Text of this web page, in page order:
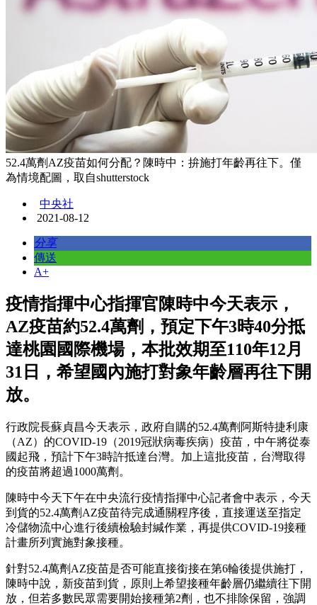
52.4萬劑AZ疫苗如何分配？陳時中：拚施打年齡再往下。僅
為情境配圖，取自shutterstock
中央社
2021-08-12
分享
傳送
A+
疫情指揮中心指揮官陳時中今天表示，
AZ疫苗約52.4萬劑，預定下午3時40分抵
達桃園國際機場，本批效期至110年12月
31日，希望國內施打對象年齡層再往下開
放。
行政院長蘇貞昌今天表示，政府自購的52.4萬劑阿斯特捷利康
（AZ）的COVID-19（2019冠狀病毒疾病）疫苗，中午將從泰
國起飛，預計下午3時許抵達台灣。加上這批疫苗，台灣取得
的疫苗將超過1000萬劑。
陳時中今天下午在中央流行疫情指揮中心記者會中表示，今天
到貨的52.4萬劑AZ疫苗待完成通關程序後，直接運送至指定
冷儲物流中心進行後續檢驗封緘作業，再提供COVID-19接種
計畫所列實施對象接種。
針對52.4萬劑AZ疫苗是否可能直接銜接在第6輪後提供施打，
陳時中說，新疫苗到貨，原則上希望接種年齡層仍繼續往下開
放，但若多數民眾需要開始接種第2劑，也不排除保留，強調